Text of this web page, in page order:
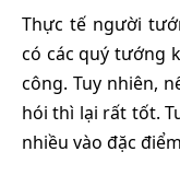
Thực tế người
có các quý tướng
công. Tuy nhiên,
hói thì lại rất tốt.
nhiều vào đặc